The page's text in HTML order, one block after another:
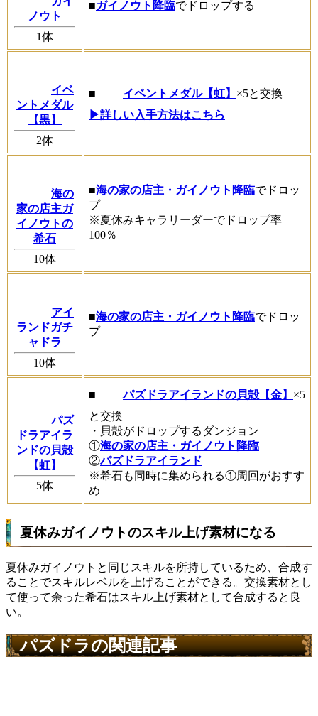
ノウト
1体
■ガイノウト降臨でドロップする
イベ
ントメダル
【黒】
2体
■ イベントメダル【虹】 ×5と交換
▶詳しい入手方法はこちら
海の
家の店主ガ
イノウトの
希石
10体
■海の家の店主・ガイノウト降臨でドロッ
プ
※夏休みキャラリーダーでドロップ率
100％
アイ
ランドガチ
ャドラ
10体
■海の家の店主・ガイノウト降臨でドロッ
プ
パズ
ドラアイラ
ンドの貝殻
【虹】
5体
■ パズドラアイランドの貝殻【金】 ×5
と交換
・貝殻がドロップするダンジョン
①海の家の店主・ガイノウト降臨
②パズドラアイランド
※希石も同時に集められる①周回がおすす
め
夏休みガイノウトのスキル上げ素材になる
夏休みガイノウトと同じスキルを所持しているため、合成す
ることでスキルレベルを上げることができる。交換素材とし
て使って余った希石はスキル上げ素材として合成すると良
い。
パズドラの関連記事